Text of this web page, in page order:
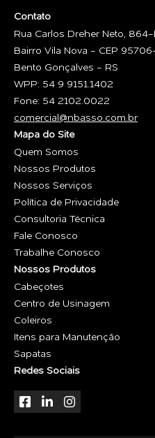
Contato
Rua Carlos Dreher Neto, 864-
Bairro Vila Nova - CEP
Bento Gonçalves - RS
WPP: 54 9 9151.1402
Fone: 54 2102.0022
comercial@nbasso.com.br
Mapa do Site
Quem Somos
Nossos Produtos
Nossos Serviços
Política de Privacidade
Consultoria Técnica
Fale Conosco
Trabalhe Conosco
Nossos Produtos
Cabeçotes
Centro de Usinagem
Coleiros
Itens para Manutenção
Sapatas
Redes Sociais